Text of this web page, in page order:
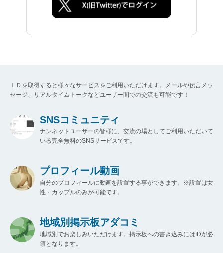
ＩＤを取得すると様々なサービスをご利用いただけます。メールや伝言メッ
セージ、リアルタイムトークなどユーザー間での交流も可能です！
SNSコミュニティ
ナンネットユーザーの皆様に、交流の場としてご利用いただいて
いる完全無料のSNSサービスです。
プロフィール動画
自分のプロフィールに動画を設置する事ができます。※設置は女
性・カップルのみが可能です。
地域別掲示板アダコミ
地域別でお楽しみいただけます。掲示板への書き込みにはIDが必
須となります。